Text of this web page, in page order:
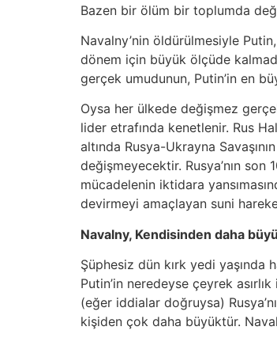
Bazen bir ölüm bir toplumda
Navalny’nin öldürülmesiyle
dönem için büyük ölçüde
gerçek umudunun, Putin’in en
Oysa her ülkede değişmez
lider etrafında kenetlenir. Rus
altında Rusya-Ukrayna
değişmeyecektir. Rusya’nın son
mücadelenin iktidara
devirmeyi amaçlayan suni
Navalny, Kendisinden daha
Şüphesiz dün kırk yedi yaşında
Putin’in neredeyse çeyrek
(eğer iddialar doğruysa)
kişiden çok daha büyüktür.